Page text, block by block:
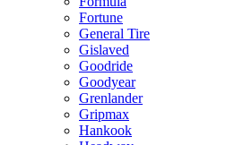
Fortune
General Tire
Gislaved
Goodride
Goodyear
Grenlander
Gripmax
Hankook